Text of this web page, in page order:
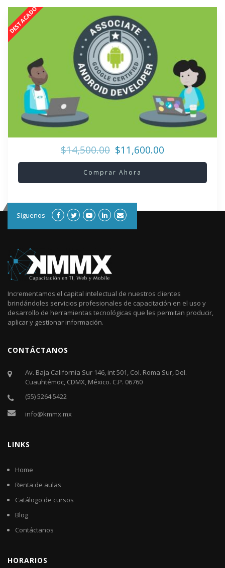
$14,500.00 $11,600.00
Comprar Ahora
Síguenos
Incrementamos el capital intelectual de nuestros clientes
brindándoles servicios profesionales de capacitación en el uso y
desarrollo de herramientas tecnológicas que les permitan producir,
aplicar y gestionar información.
CONTÁCTANOS
Av. Baja California Sur 146, int 501, Col. Roma Sur, Del.
Cuauhtémoc, CDMX, México. C.P. 06760​
(55) 5264 5422
info@kmmx.mx
LINKS
Home
Renta de aulas
Catálogo de cursos
Blog
Contáctanos
HORARIOS